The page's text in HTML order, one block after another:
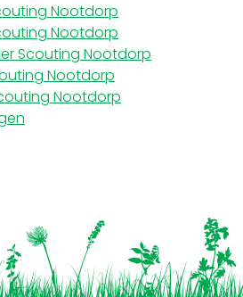
Nootdorp
Nootdorp
Scouting Nootdorp
Nootdorp
Nootdorp